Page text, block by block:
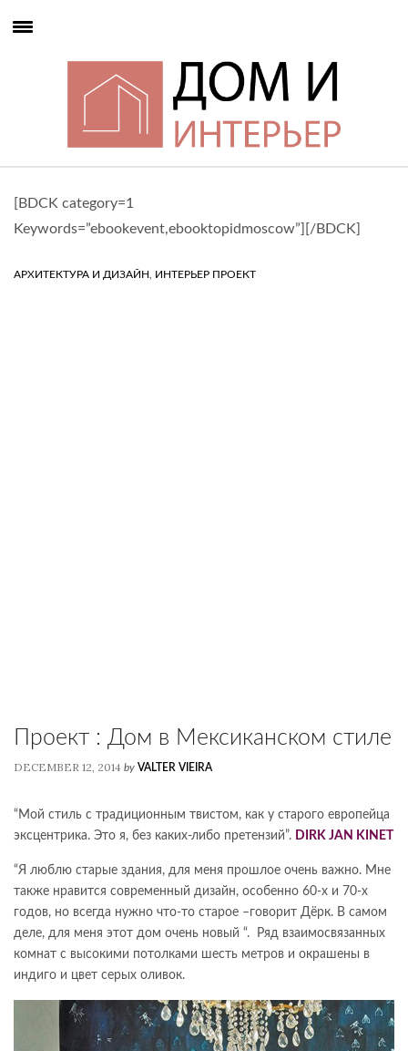
[BDCK category=1
Keywords=”ebookevent,ebooktopidmoscow”][/BDCK]
АРХИТЕКТУРА И ДИЗАЙН, ИНТЕРЬЕР ПРОЕКТ
Проект : Дом в Мексиканском стиле
DECEMBER 12, 2014 by VALTER VIEIRA
“Мой стиль с традиционным твистом, как у старого европейца
эксцентрика. Это я, без каких-либо претензий”. DIRK JAN KINET
“Я люблю старые здания, для меня прошлое очень важно. Мне
также нравится современный дизайн, особенно 60-х и 70-х
годов, но всегда нужно что-то старое –говорит Дёрк. В самом
деле, для меня этот дом очень новый “. Ряд взаимосвязанных
комнат с высокими потолками шесть метров и окрашены в
индиго и цвет серых оливок.